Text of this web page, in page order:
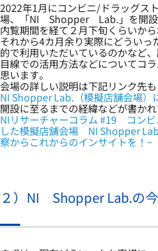
2022年1月にコンビニ/ドラッグス
場、「NI Shopper Lab.」を開設
内覧期間を経て２月下旬くらいか
それから4カ月余り実際にどういっ
的で利用いただいているのかなど
目線での活用方法などについてコ
思います。
会場の詳しい説明は下記リンク先も
NI Shopper Lab.（模擬店舗会場）
開設に至るまでの経緯などが書か
NIリサーチャーコラム #19 コン
した模擬店舗会場 NI Shopper
察からこれからのインサイトを！~
２）NI Shopper Lab.の今